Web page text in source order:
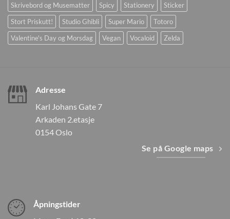
Skrivebord og Musematter
Spicy Stationery
Sticker
Stort Priskutt!
Studio Ghibli Super Mario
Totoro
Valentine's Day og Morsdag
Vegan Vocaloid Zelda
Adresse
Karl Johans Gate 7
Arkaden 2.etasje
0154 Oslo
Se på Google maps
Åpningstider